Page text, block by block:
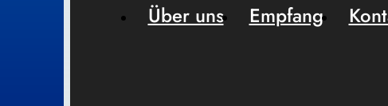
Über uns Empfang